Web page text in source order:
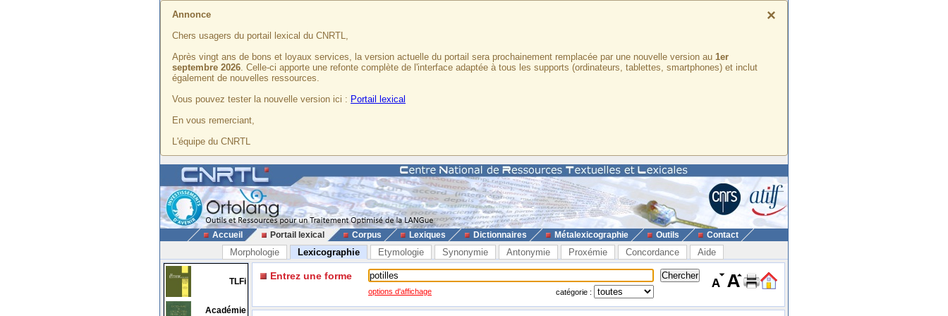
×
Annonce
Chers usagers du portail lexical du CNRTL,
Après vingt ans de bons et loyaux services, la version actuelle du portail sera prochainement remplacée par une nouvelle version au 1er
septembre 2026. Celle-ci apporte une refonte complète de l'interface adaptée à tous les supports (ordinateurs, tablettes, smartphones) et inclut
également de nouvelles ressources.
Vous pouvez tester la nouvelle version ici : Portail lexical
En vous remerciant,
L'équipe du CNRTL
Accueil Portail lexical Corpus Lexiques Dictionnaires Métalexicographie Outils Contact
Morphologie Lexicographie Etymologie Synonymie Antonymie Proxémie Concordance Aide
TLFi
Académie
Entrez une forme
options d'affichage catégorie :